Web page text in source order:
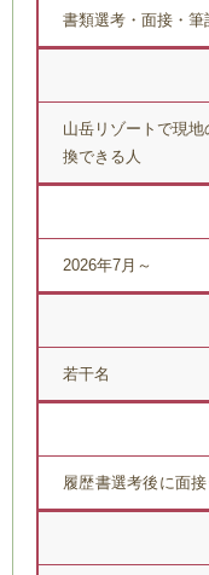
書類選考・面接・筆
山岳リゾートで現
換できる人
2026年7月～
若干名
履歴書選考後に面